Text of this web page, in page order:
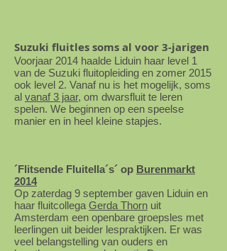
Suzuki fluitles soms al voor 3-jarigen
Voorjaar 2014 haalde Liduin haar level 1
van de Suzuki fluitopleiding en zomer 2015
ook level 2. Vanaf nu is het mogelijk, soms
al vanaf 3 jaar, om dwarsfluit te leren
spelen. We beginnen op een speelse
manier en in heel kleine stapjes.
´Flitsende Fluitella´s´ op Burenmarkt
2014
Op zaterdag 9 september gaven Liduin en
haar fluitcollega Gerda Thorn uit
Amsterdam een openbare groepsles met
leerlingen uit beider lespraktijken. Er was
veel belangstelling van ouders en